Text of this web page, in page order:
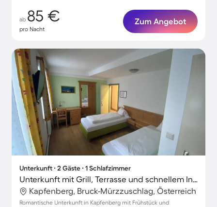
ab 85 €
pro Nacht
Zum Angebot
Unterkunft ∙ 2 Gäste ∙ 1 Schlafzimmer
Unterkunft mit Grill, Terrasse und schnellem Internet | Gartenblick
Kapfenberg, Bruck-Mürzzuschlag, Österreich
Romantische Unterkunft in Kapfenberg mit Frühstück und